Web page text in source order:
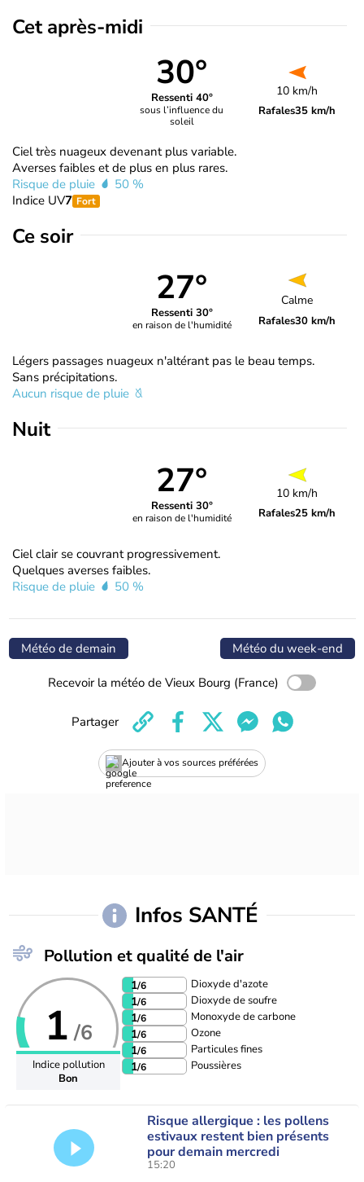
Cet après-midi
30°
Ressenti 40°
sous l’influence du
soleil
10 km/h
Rafales35 km/h
Ciel très nuageux devenant plus variable.
Averses faibles et de plus en plus rares.
Risque de pluie
50 %
Indice UV7 Fort
Ce soir
27°
Ressenti 30°
en raison de l'humidité
Calme
Rafales30 km/h
Légers passages nuageux n'altérant pas le beau temps.
Sans précipitations.
Aucun risque de pluie
Nuit
27°
Ressenti 30°
en raison de l'humidité
10 km/h
Rafales25 km/h
Ciel clair se couvrant progressivement.
Quelques averses faibles.
Risque de pluie
50 %
Météo de demain Météo du week-end
Recevoir la météo de Vieux Bourg (France)
Ajouter à vos sources préférées
Partager
Infos SANTÉ
Pollution et qualité de l'air
1 /6
Indice pollution
Bon
1/6 Dioxyde d'azote
1/6 Dioxyde de soufre
1/6 Monoxyde de carbone
1/6 Ozone
1/6 Particules fines
1/6 Poussières
Risque allergique : les pollens
estivaux restent bien présents
pour demain mercredi
15:20